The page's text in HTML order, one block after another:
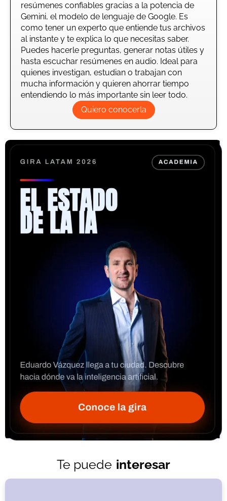
resúmenes confiables gracias a la potencia de
Gemini, el modelo de lenguaje de Google. Es
como tener un experto que entiende tus archivos
al instante y te explica lo que necesitas saber.
Puedes hacerle preguntas, generar notas útiles y
hasta escuchar resúmenes en audio. Ideal para
quienes investigan, estudian o trabajan con
mucha información y quieren ahorrar tiempo
entendiendo lo más importante sin leer todo.
Quiero conocerla
Te puede interesar